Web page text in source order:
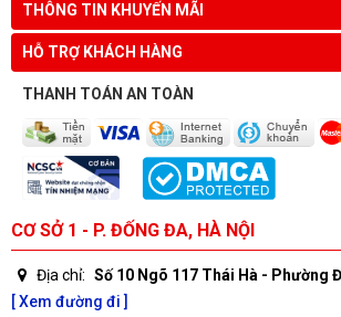
THÔNG TIN KHUYẾN MÃI
HỖ TRỢ KHÁCH HÀNG
THANH TOÁN AN TOÀN
CƠ SỞ 1 - P. ĐỐNG ĐA, HÀ NỘI
Địa chỉ: Số 10 Ngõ 117 Thái Hà - Phường
[ Xem đường đi ]